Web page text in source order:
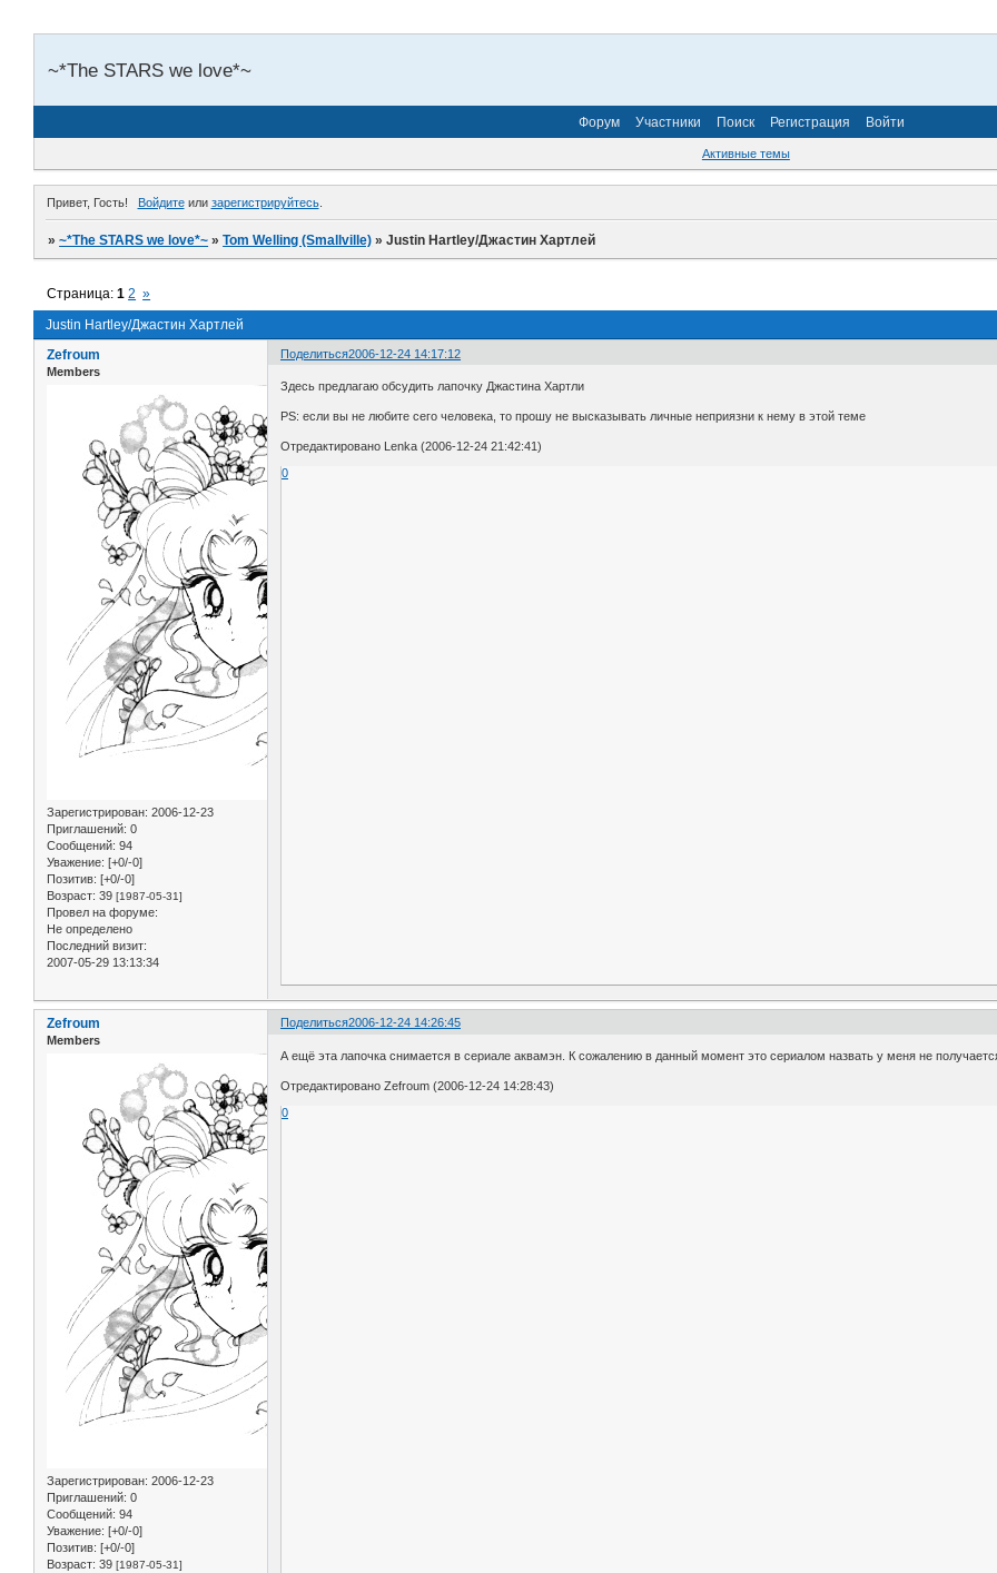
~*The STARS we love*~
Форум Участники Поиск Регистрация Войти
Активные темы
Привет, Гость! Войдитеили зарегистрируйтесь.
»~*The STARS we love*~ »Tom Welling (Smallville) »Justin Hartley/Джастин Хартлей
Justin Hartley/Джастин Хартлей
Страница:1 2 »
Поделиться2006-12-24 14:17:12
Zefroum
Members
Зарегистрирован: 2006-12-23
Приглашений: 0
Сообщений: 94
Уважение: [+0/-0]
Позитив: [+0/-0]
Возраст: 39 [1987-05-31]
Провел на форуме:
Не определено
Последний визит:
2007-05-29 13:13:34
Здесь предлагаю обсудить лапочку Джастина Хартли
PS: если вы не любите сего человека, то прошу не высказывать личные неприязни к нему в этой теме
Отредактировано Lenka (2006-12-24 21:42:41)
0
Поделиться2006-12-24 14:26:45
Zefroum
Members
Зарегистрирован: 2006-12-23
Приглашений: 0
Сообщений: 94
Уважение: [+0/-0]
Позитив: [+0/-0]
Возраст: 39 [1987-05-31]
А ещё эта лапочка снимается в сериале аквамэн. К сожалению в данный момент это сериалом назвать у меня не
Отредактировано Zefroum (2006-12-24 14:28:43)
0